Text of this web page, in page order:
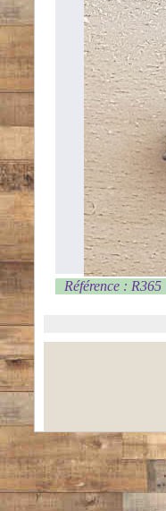
Référence : R365